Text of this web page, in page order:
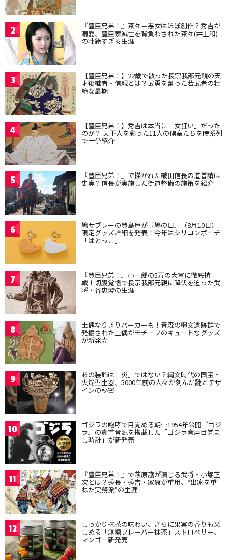
2 『豊臣兄弟！』茶々＝悪女はほぼ創作？秀吉が
溺愛、豊臣家滅亡を背負わされた茶々(井上和)
の壮絶すぎる生涯
3 【豊臣兄弟！】22歳で散った長宗我部元親の天
才後継者・信親とは？武勇を奮った若武者の壮
絶な最期
4 【豊臣兄弟！】秀吉は本当に「女狂い」だった
のか？ 天下人を彩った11人の側室たちを時系列
で一挙紹介
5 『豊臣兄弟！』で描かれた織田信長の道普請は
史実？信長が実施した街道整備の施策を紹介
6 鳩サブレーの豊島屋が『鳩の日』（8月10日）
限定グッズ詳細を発表！今年はシリコンポーチ
「はとっこ」
7 『豊臣兄弟！』小一郎の5万の大軍に徹底抗
戦！切腹覚悟で長宗我部元親に降伏を迫った武
将・谷忠澄の生涯
8 土偶なりきりパーカーも！青森の縄文遺跡群で
発掘された土偶がモチーフのキュートなグッズ
が新発売
9 あの装飾は「炎」ではない？縄文時代の国宝・
火焔型土器、5000年前の人々が刻んだ謎とデザ
インの秘密
10 ゴジラの咆哮で目覚める朝…1954年公開『ゴジ
ラ』の貴重音源を搭載した「ゴジラ音声目覚ま
し時計」が新発売
11 『豊臣兄弟！』で萩原護が演じる武将・小堀正
次とは？秀長・秀吉・家康が重用、“出家を重
ねた実務派”の生涯
12 しっかり抹茶の味わい、さらに果実の香りも楽
しめる「無糖フレーバー抹茶」ストロベリー、
マンゴー新発売